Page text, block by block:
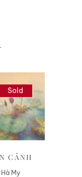
Sold
Liên hệ
CẢNH
Hà My